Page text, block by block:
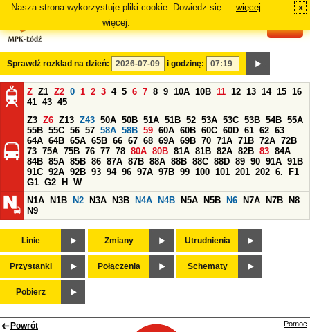
Nasza strona wykorzystuje pliki cookie. Dowiedz się
więcej.
więcej x
Sprawdź rozkład na dzień: i godzinę:
Z Z1 Z2 0 1 2 3 4 5 6 7 8 9 10A 10B 11 12 13 14 15 16
41 43 45
Z3 Z6 Z13 Z43 50A 50B 51A 51B 52 53A 53C 53B 54B 55A
55B 55C 56 57 58A 58B 59 60A 60B 60C 60D 61 62 63
64A 64B 65A 65B 66 67 68 69A 69B 70 71A 71B 72A 72B
73 75A 75B 76 77 78 80A 80B 81A 81B 82A 82B 83 84A
84B 85A 85B 86 87A 87B 88A 88B 88C 88D 89 90 91A 91B
91C 92A 92B 93 94 96 97A 97B 99 100 101 201 202 6.
F1
G1 G2 H
W
N1A
N1B N2 N3A N3B N4A N4B N5A N5B N6 N7A N7B
N8
N9
Linie Zmiany Utrudnienia
Przystanki Połączenia Schematy
Pobierz
Powrót Pomoc